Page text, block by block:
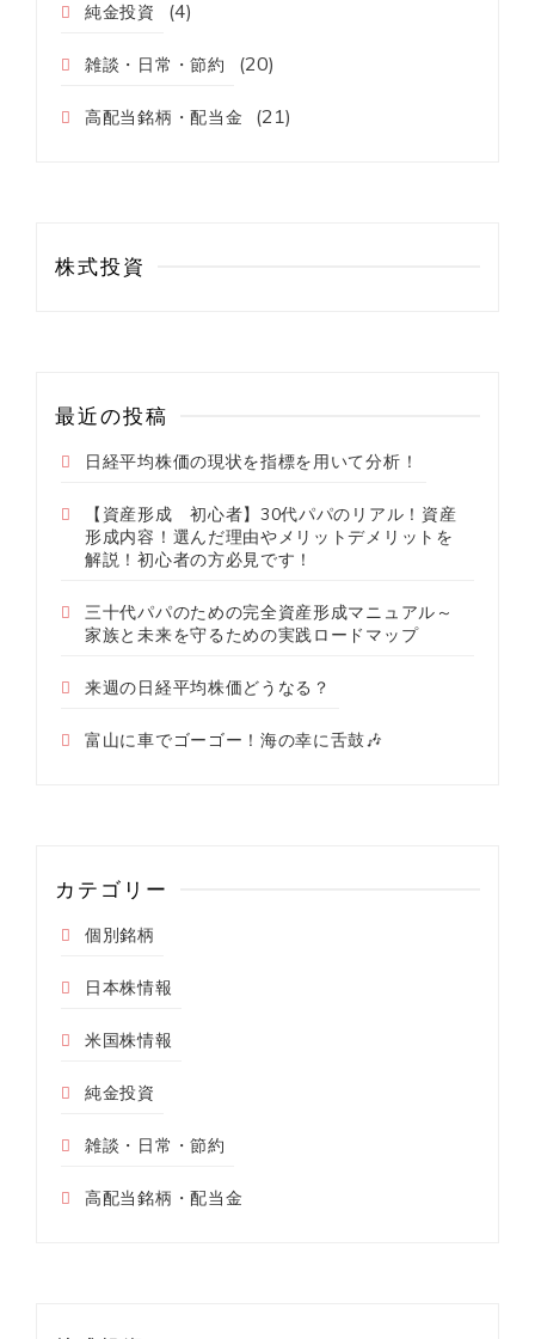
純金投資 (4)
雑談・日常・節約 (20)
高配当銘柄・配当金 (21)
株式投資
最近の投稿
日経平均株価の現状を指標を用いて分析！
【資産形成 初心者】30代パパのリアル！資産
形成内容！選んだ理由やメリットデメリットを
解説！初心者の方必見です！
三十代パパのための完全資産形成マニュアル～
家族と未来を守るための実践ロードマップ
来週の日経平均株価どうなる？
富山に車でゴーゴー！海の幸に舌鼓🎶
カテゴリー
個別銘柄
日本株情報
米国株情報
純金投資
雑談・日常・節約
高配当銘柄・配当金